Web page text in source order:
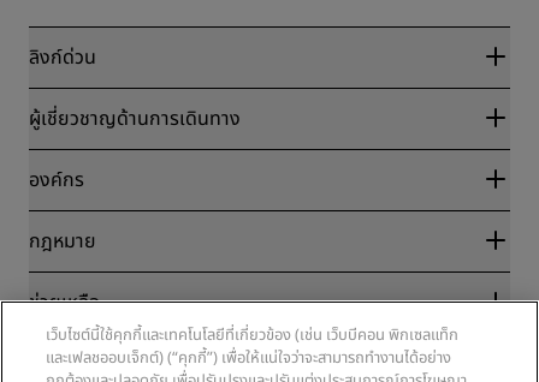
ลิงก์ด่วน
Radisson Rewards
การรับประกันเรทราคาออนไลน์ที่ดีที่สุด
จุดหมายปลายทาง
โรงแรมใหม่และที่กำลังจะเปิด
แอป Radisson Hotels
โรงแรมที่ได้รับอนุมัติให้จัดกิจกรรมกีฬา
โรงแรมที่เหมาะสำหรับครอบครัว
สุขภาพและความปลอดภัย
ผู้เชี่ยวชาญด้านการเดินทาง
พันธมิตร
องค์กร
Radisson Hotel Group
ตำแหน่งงานที่ RHG
ตำแหน่งงานที่ EHL
The Club by RHG
กฎหมาย
ศูนย์ความเป็นส่วนตัว
ประกาศทางกฎหมาย
ข้อกำหนดและเงื่อนไขของ Radisson Rewards
ข้อตกลงการใช้งานเว็บไซต์
ช่วยเหลือ
การแจ้งเตือนภัยผู้บริโภค
โซเชียลมีเดีย
เว็บไซต์นี้ใช้คุกกี้และเทคโนโลยีที่เกี่ยวข้อง (เช่น เว็บบีคอน พิกเซลแท็ก
และเฟลชออบเจ็กต์) (“คุกกี้”) เพื่อให้แน่ใจว่าจะสามารถทำงานได้อย่าง